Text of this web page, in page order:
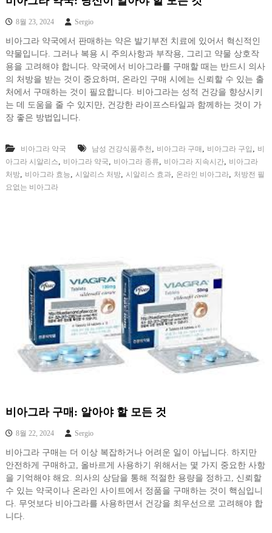
8월 23, 2024 Sergio
비아그라 약국에서 판매하는 약은 발기부전 치료에 있어서 혁신적인
약물입니다. 그러나 복용 시 주의사항과 부작용, 그리고 약물 상호작
용을 고려해야 합니다. 약국에서 비아그라를 구매할 때는 반드시 의사
의 처방을 받는 것이 중요하며, 온라인 구매 시에는 신뢰할 수 있는 출
처에서 구매하는 것이 필요합니다. 비아그라는 성적 건강을 향상시키
는 데 도움을 줄 수 있지만, 건강한 라이프스타일과 함께하는 것이 가
장 좋은 방법입니다.
비아그라 약국 남성 건강식품추천 , 비아그라 구매 , 비아그라 구입 , 비
아그라 시알리스, 비아그라 약국, 비아그라 종류, 비아그라 지속시간, 비아그라
처방, 비아그라 효능, 시알리스 처방, 시알리스 효과, 온라인 비아그라, 처방전 필
요없는 비아그라
비아그라 구매: 알아야 할 모든 것
8월 22, 2024 Sergio
비아그라 구매는 더 이상 복잡하거나 어려운 일이 아닙니다. 하지만
안전하게 구매하고, 올바르게 사용하기 위해서는 몇 가지 중요한 사항
을 기억해야 해요. 의사의 상담을 통해 적절한 용량을 정하고, 신뢰할
수 있는 약국이나 온라인 사이트에서 정품을 구매하는 것이 핵심입니
다. 무엇보다 비아그라를 사용하면서 건강을 최우선으로 고려해야 합
니다.